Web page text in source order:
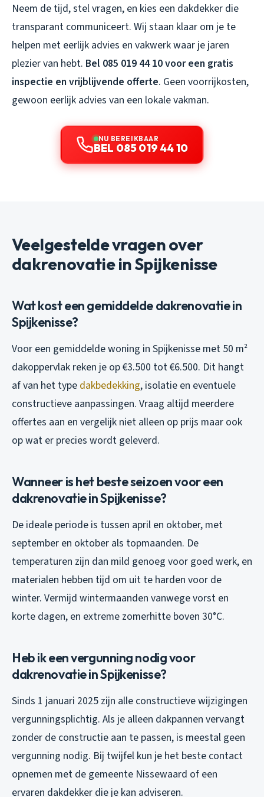
Neem de tijd, stel vragen, en kies een dakdekker die
transparant communiceert. Wij staan klaar om je te
helpen met eerlijk advies en vakwerk waar je jaren
plezier van hebt. Bel 085 019 44 10 voor een gratis
inspectie en vrijblijvende offerte. Geen voorrijkosten,
gewoon eerlijk advies van een lokale vakman.
NU BEREIKBAAR
BEL 085 019 44 10
Veelgestelde vragen over
dakrenovatie in Spijkenisse
Wat kost een gemiddelde dakrenovatie in
Spijkenisse?
Voor een gemiddelde woning in Spijkenisse met 50 m²
dakoppervlak reken je op €3.500 tot €6.500. Dit hangt
af van het type dakbedekking, isolatie en eventuele
constructieve aanpassingen. Vraag altijd meerdere
offertes aan en vergelijk niet alleen op prijs maar ook
op wat er precies wordt geleverd.
Wanneer is het beste seizoen voor een
dakrenovatie in Spijkenisse?
De ideale periode is tussen april en oktober, met
september en oktober als topmaanden. De
temperaturen zijn dan mild genoeg voor goed werk, en
materialen hebben tijd om uit te harden voor de
winter. Vermijd wintermaanden vanwege vorst en
korte dagen, en extreme zomerhitte boven 30°C.
Heb ik een vergunning nodig voor
dakrenovatie in Spijkenisse?
Sinds 1 januari 2025 zijn alle constructieve wijzigingen
vergunningsplichtig. Als je alleen dakpannen vervangt
zonder de constructie aan te passen, is meestal geen
vergunning nodig. Bij twijfel kun je het beste contact
opnemen met de gemeente Nissewaard of een
ervaren dakdekker die je kan adviseren.